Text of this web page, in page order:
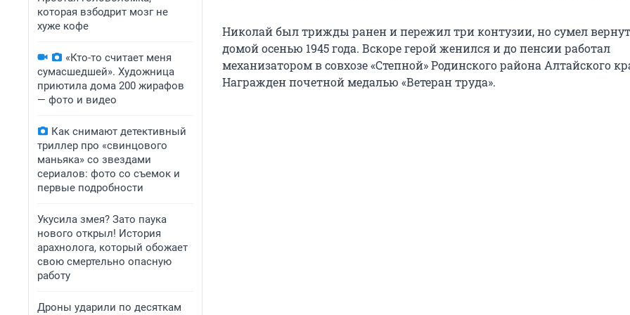
которая взбодрит мозг не
хуже кофе
«Кто-то считает меня
сумасшедшей». Художница
приютила дома 200 жирафов
— фото и видео
Как снимают детективный
триллер про «свинцового
маньяка» со звездами
сериалов: фото со съемок и
первые подробности
Укусила змея? Зато паука
нового открыл! История
арахнолога, который обожает
свою смертельно опасную
работу
Дроны ударили по десяткам
Николай был трижды ранен и пережил три контузии, но сумел
домой осенью 1945 года. Вскоре герой женился и до пенсии работал
механизатором в совхозе «Степной» Родинского района Алтайского
Награжден почетной медалью «Ветеран труда».